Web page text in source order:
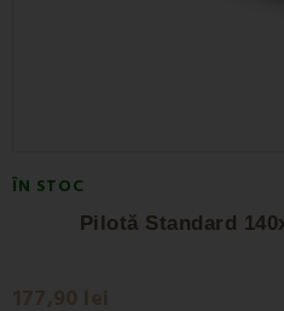
ÎN STOC
Pilotă Standard
177,90 lei